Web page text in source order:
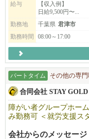
給与
【収入例】
日給9,500円〜...
勤務地
千葉県 君津市
勤務時間
08:00～17:00
パートタイム その他の専
合同会社 STAY GOLD
障がい者グループホー
み勤務可 ＜就労支援ス
会社からのメッセージ